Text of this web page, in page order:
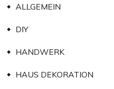
ALLGEMEIN
DIY
HANDWERK
HAUS DEKORATION